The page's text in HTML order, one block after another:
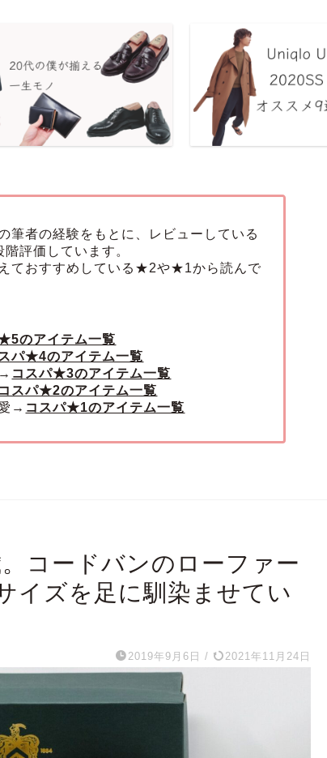
筆者の経験をもとに、レビューしている
評価しています。
ておすすめしている★2や★1から読んで
のアイテム一覧
パ★4のアイテム一覧
コスパ★3のアイテム一覧
スパ★2のアイテム一覧
→ コスパ★1のアイテム一覧
コードバンのローファー
イズを足に馴染ませてい
2019年9月6日 / 2021年11月24日